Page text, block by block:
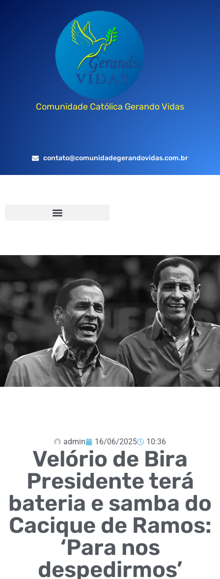
Comunidade Católica Gerando Vidas
contato@comunidadegerandovidas.com.br
admin 16/06/2025 10:36
Velório de Bira
Presidente terá
bateria e samba do
Cacique de Ramos:
‘Para nos
despedirmos’